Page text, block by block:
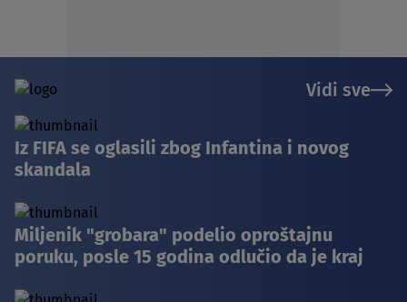
Vidi sve
Iz FIFA se oglasili zbog Infantina i novog
skandala
Miljenik "grobara" podelio oproštajnu
poruku, posle 15 godina odlučio da je kraj